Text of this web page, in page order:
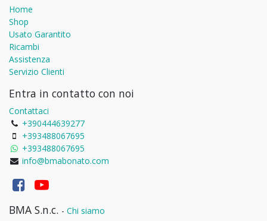
Home
Shop
Usato Garantito
Ricambi
Assistenza
Servizio Clienti
Entra in contatto con noi
Contattaci
+390444639277
+393488067695
+393488067695
info@bmabonato.com
BMA S.n.c. - Chi siamo